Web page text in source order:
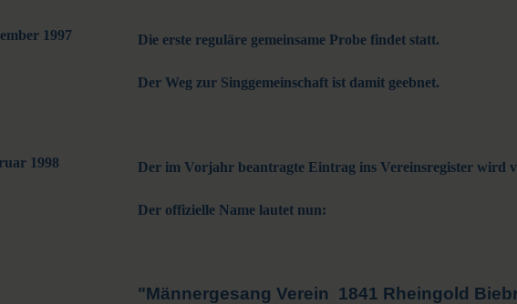
1997 Die erste reguläre gemeinsame Probe findet statt.
Der Weg zur Singgemeinschaft ist damit geebnet.
1998 Der im Vorjahr beantragte Eintrag ins Vereinsregister wird
Der offizielle Name lautet nun:
"Männergesang Verein 1841 Rheingold